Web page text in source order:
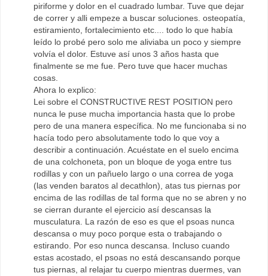
piriforme y dolor en el cuadrado lumbar. Tuve que dejar
de correr y alli empeze a buscar soluciones. osteopatía,
estiramiento, fortalecimiento etc.... todo lo que había
leído lo probé pero solo me aliviaba un poco y siempre
volvía el dolor. Estuve así unos 3 años hasta que
finalmente se me fue. Pero tuve que hacer muchas
cosas.
Ahora lo explico:
Lei sobre el CONSTRUCTIVE REST POSITION pero
nunca le puse mucha importancia hasta que lo probe
pero de una manera específica. No me funcionaba si no
hacía todo pero absolutamente todo lo que voy a
describir a continuación. Acuéstate en el suelo encima
de una colchoneta, pon un bloque de yoga entre tus
rodillas y con un pañuelo largo o una correa de yoga
(las venden baratos al decathlon), atas tus piernas por
encima de las rodillas de tal forma que no se abren y no
se cierran durante el ejercicio así descansas la
musculatura. La razón de eso es que el psoas nunca
descansa o muy poco porque esta o trabajando o
estirando. Por eso nunca descansa. Incluso cuando
estas acostado, el psoas no está descansando porque
tus piernas, al relajar tu cuerpo mientras duermes, van